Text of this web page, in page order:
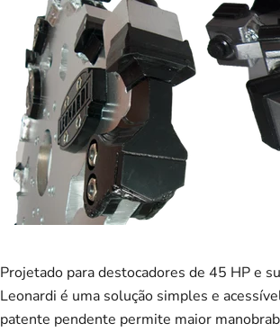
Projetado para destocadores de 45 HP e
Leonardi é uma solução simples e
patente pendente permite maior